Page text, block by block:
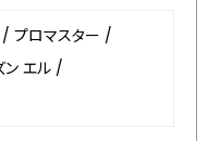
/ プロマスター /
ン エル /